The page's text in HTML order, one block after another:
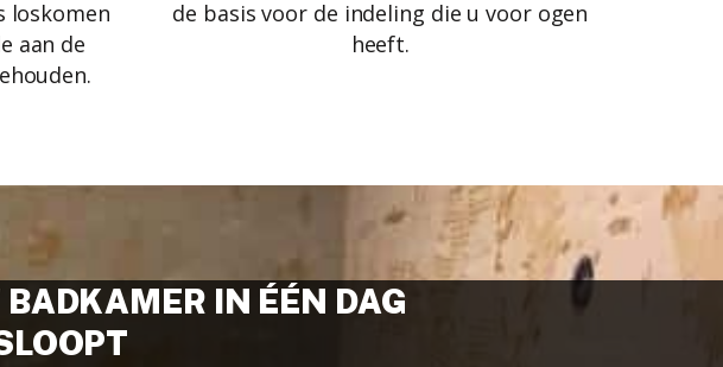
loskomen
aan de
de basis voor de indeling die u voor ogen
heeft.
BADKAMER IN ÉÉN DAG